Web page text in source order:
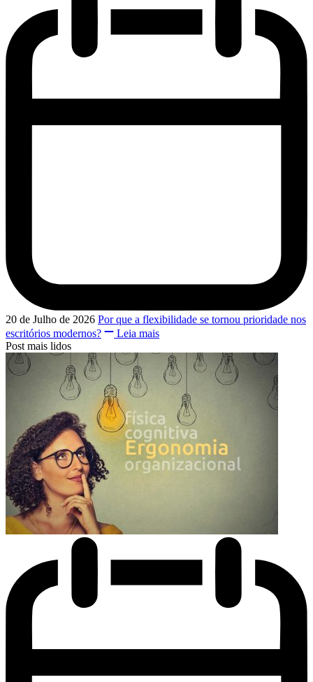
20 de Julho de 2026 Por que a flexibilidade se tornou prioridade nos
escritórios modernos?
Leia mais
Post mais lidos